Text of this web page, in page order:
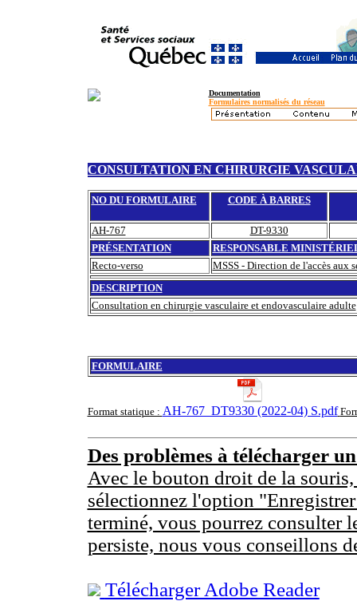
Documentation
Formulaires normalisés du réseau
CONSULTATION EN CHIRURGIE
NO DU FORMULAIRE CODE À BARRES
AH-767
DT-9330
PRÉSENTATION
RESPONSABLE
Recto-verso
MSSS - Direction de l'accès aux
DESCRIPTION
Consultation en chirurgie vasculaire et endovasculaire adulte
FORMULAIRE
Format statique : AH-767_DT9330 (2022-04) S.pdf
Des problèmes à télécharger
Avec le bouton droit de la
sélectionnez l'option
terminé, vous pourrez consulter
persiste, nous vous conseillons
Télécharger Adobe Reader